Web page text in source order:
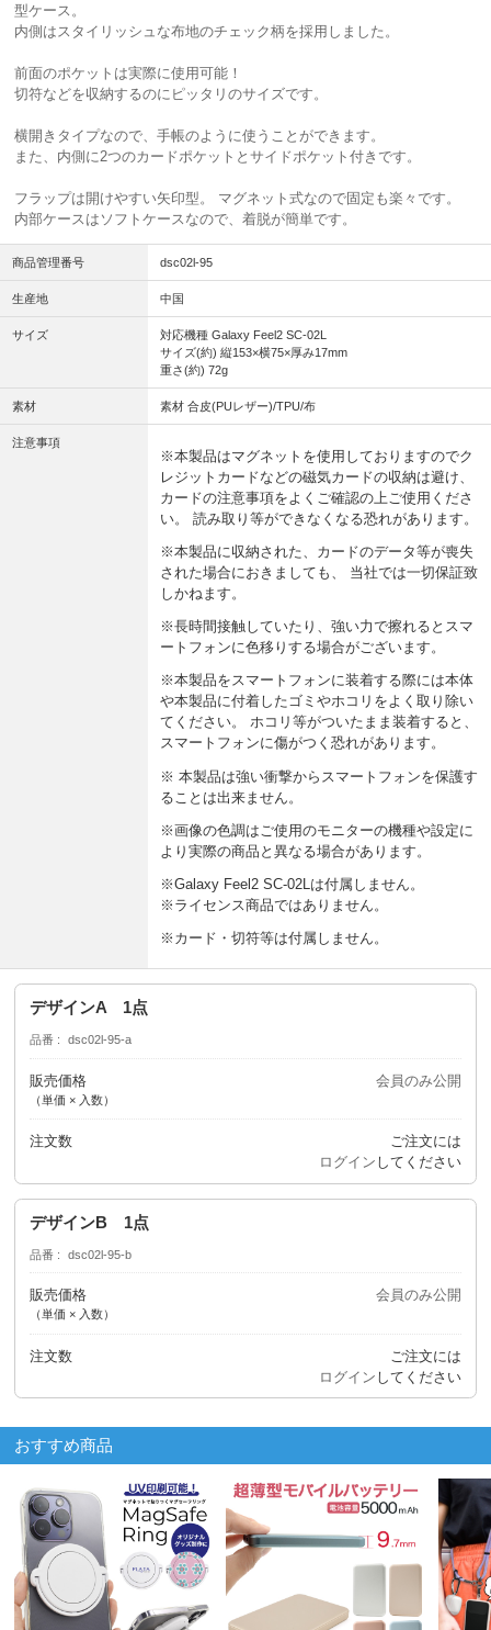
型ケース。
内側はスタイリッシュな布地のチェック柄を採用しました。
前面のポケットは実際に使用可能！
切符などを収納するのにピッタリのサイズです。
横開きタイプなので、手帳のように使うことができます。
また、内側に2つのカードポケットとサイドポケット付きです。
フラップは開けやすい矢印型。 マグネット式なので固定も楽々です。
内部ケースはソフトケースなので、着脱が簡単です。
商品管理番号 dsc02l-95
生産地 中国
サイズ
対応機種 Galaxy Feel2 SC-02L
サイズ(約) 縦153×横75×厚み17mm
重さ(約) 72g
素材 素材 合皮(PUレザー)/TPU/布
注意事項
※本製品はマグネットを使用しておりますのでク
レジットカードなどの磁気カードの収納は避け、
カードの注意事項をよくご確認の上ご使用くださ
い。 読み取り等ができなくなる恐れがあります。
※本製品に収納された、カードのデータ等が喪失
された場合におきましても、 当社では一切保証致
しかねます。
※長時間接触していたり、強い力で擦れるとスマ
ートフォンに色移りする場合がございます。
※本製品をスマートフォンに装着する際には本体
や本製品に付着したゴミやホコリをよく取り除い
てください。 ホコリ等がついたまま装着すると、
スマートフォンに傷がつく恐れがあります。
※ 本製品は強い衝撃からスマートフォンを保護す
ることは出来ません。
※画像の色調はご使用のモニターの機種や設定に
より実際の商品と異なる場合があります。
※Galaxy Feel2 SC-02Lは付属しません。
※ライセンス商品ではありません。
※カード・切符等は付属しません。
デザインA 1点
品番 dsc02l-95-a
販売価格
（単価 × 入数）
会員のみ公開
注文数
ご注文には
ログイン してください
デザインB 1点
品番 dsc02l-95-b
販売価格
（単価 × 入数）
会員のみ公開
注文数
ご注文には
ログイン してください
おすすめ商品